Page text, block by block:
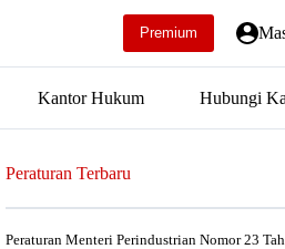
Premium
Kantor Hukum Hubungi
Peraturan Terbaru
Peraturan Menteri Perindustrian Nomor 23